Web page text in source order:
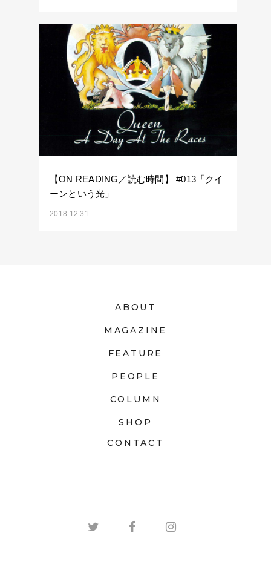
【ON READING／読む時間】 #013「クイ
ーンという光」
2018.12.31
ABOUT
MAGAZINE
FEATURE
PEOPLE
COLUMN
SHOP
CONTACT